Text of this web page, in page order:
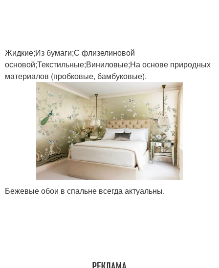
Жидкие;Из бумаги;С флизелиновой
основой;Текстильные;Виниловые;На основе природных
материалов (пробковые, бамбуковые).
Бежевые обои в спальне всегда актуальны.